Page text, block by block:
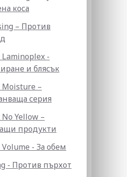
коса
– Против
Laminoplex -
и блясък
Moisture –
серия
Yellow –
продукти
- За обем
- Против пърхот